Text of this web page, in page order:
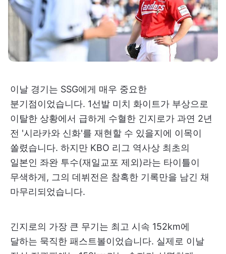
이날 경기는 SSG에게 매우 중요한
분기점이었습니다. 1선발 미치 화이트가 부상으로
이탈한 상황에서 급하게 수혈한 긴지로가 과연 2년
전 '시라카와 신화'를 재현할 수 있을지에 이목이
쏠렸습니다. 하지만 KBO 리그 역사상 최초의
일본인 좌완 투수(재일교포 제외)라는 타이틀이
무색하게, 그의 데뷔전은 참혹한 기록만을 남긴 채
마무리되었습니다.
긴지로의 가장 큰 무기는 최고 시속 152km에
달하는 묵직한 패스트볼이었습니다. 실제로 이날